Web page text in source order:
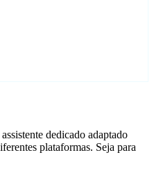
dedicado adaptado
plataformas. Seja para